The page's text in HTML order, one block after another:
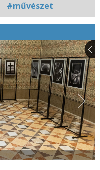
#művészet